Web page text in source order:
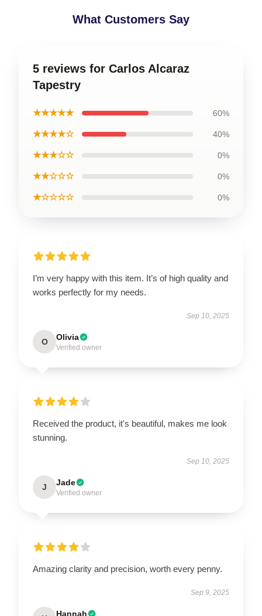
What Customers Say
5 reviews for Carlos Alcaraz
Tapestry
★★★★★ 60%
★★★★☆ 40%
★★★☆☆ 0%
★★☆☆☆ 0%
★☆☆☆☆ 0%
I’m very happy with this item. It’s of high quality and
works perfectly for my needs.
Sep 10, 2025
O Olivia
Verified owner
Received the product, it's beautiful, makes me look
stunning.
Sep 10, 2025
J Jade
Verified owner
Amazing clarity and precision, worth every penny.
Sep 9, 2025
Hannah